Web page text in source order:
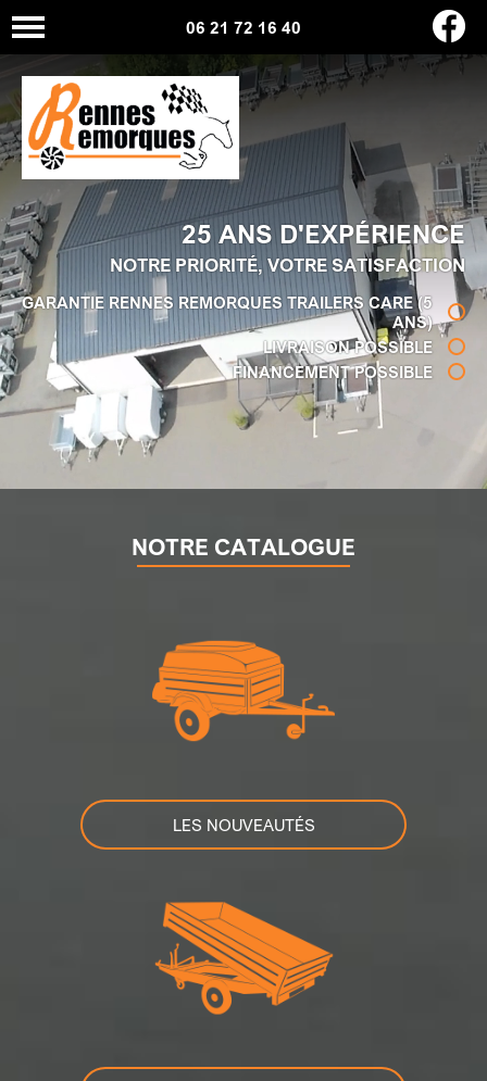
06 21 72 16 40
25 ANS D'EXPÉRIENCE
NOTRE PRIORITÉ, VOTRE SATISFACTION
GARANTIE RENNES REMORQUES TRAILERS CARE (5
ANS)
LIVRAISON POSSIBLE
FINANCEMENT POSSIBLE
NOTRE CATALOGUE
LES NOUVEAUTÉS